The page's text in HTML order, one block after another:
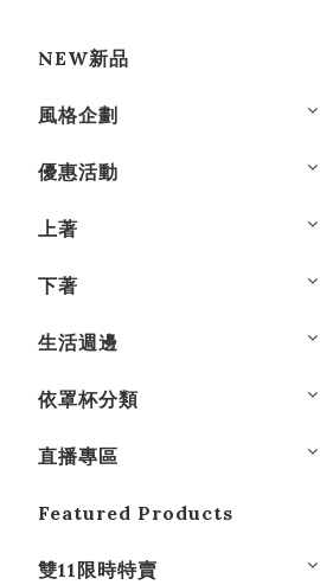
NEW新品
風格企劃
優惠活動
上著
下著
生活週邊
依罩杯分類
直播專區
Featured Products
雙11限時特賣